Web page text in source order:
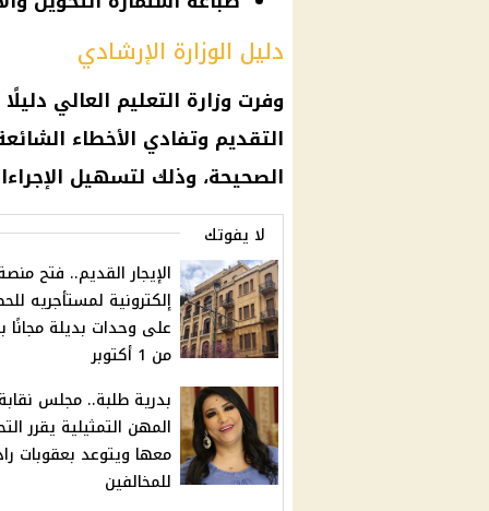
دليل الوزارة الإرشادي
وفرت وزارة التعليم العالي
التقديم وتفادي الأخطاء
الصحيحة، وذلك لتسهيل
لا يفوتك
الإيجار القديم.. فتح
إلكترونية لمستأجريه
على وحدات بديلة مجانًا
من 1 أكتوبر
بدرية طلبة.. مجلس
المهن التمثيلية يقرر
معها ويتوعد بعقوبات
للمخالفين